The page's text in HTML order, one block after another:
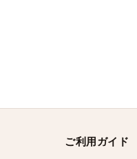
ご利用ガイド